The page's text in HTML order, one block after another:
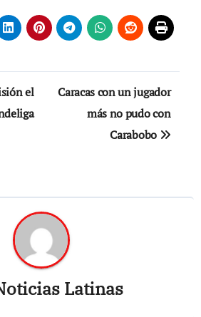
el
Caracas con un jugador
más no pudo con
Carabobo
Latinas